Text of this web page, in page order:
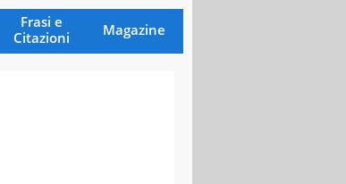
Frasi e
Citazioni
Magazine